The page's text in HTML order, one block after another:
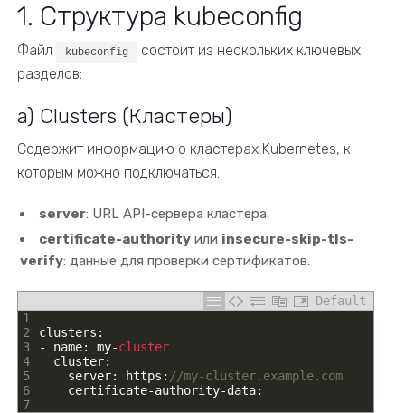
1. Структура kubeconfig
Файл kubeconfig
состоит из нескольких ключевых
разделов:
a) Clusters (Кластеры)
Содержит информацию о кластерах Kubernetes, к
которым можно подключаться.
server: URL API-сервера кластера.
certificate-authority или insecure-skip-tls-
verify: данные для проверки сертификатов.
Default
1
2
3
4
5
6
7
clusters :
-
name: my-cluster
cluster:
server: https : //my-cluster.example.com
certificate-authority-data: